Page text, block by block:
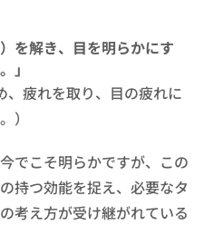
を解き、目を明らかにす
」
、疲れを取り、目の疲れに
）
でこそ明らかですが、この
持つ効能を捉え、必要なタ
考え方が受け継がれている